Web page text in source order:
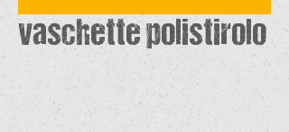
vaschette polistirolo